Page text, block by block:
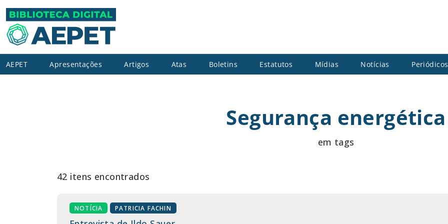
AEPET Apresentações Artigos Atas Boletins Estatutos Mídias Notícias Periódicos
Segurança energética
em tags
42 itens encontrados
NOTÍCIA PATRICIA FACHIN